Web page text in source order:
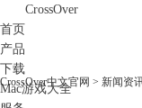
CrossOver
首页
产品
下载
Mac游戏大全
CrossOver中文官网 > 新闻资